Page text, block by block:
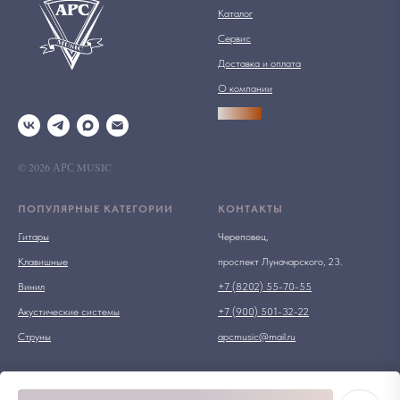
© 2026 АРС MUSIC
Каталог
Сервис
Доставка и оплата
О компании
ПОПУЛЯРНЫЕ КАТЕГОРИИ
Гитары
Клавишные
Винил
Акустические системы
Струны
КОНТАКТЫ
Череповец,
проспект Луначарского, 23.
+7 (8202) 55-70-55
+7 (900) 501-32-22
apcmusic@mail.ru